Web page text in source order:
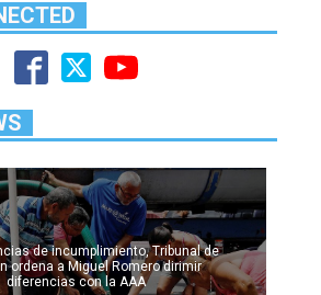
de incumplimiento, Tribunal de
ordena a Miguel Romero dirimir
diferencias con la AAA